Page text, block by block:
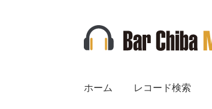
ナ
ビ
シ
コ
ン
ツ
ホーム レコード検索